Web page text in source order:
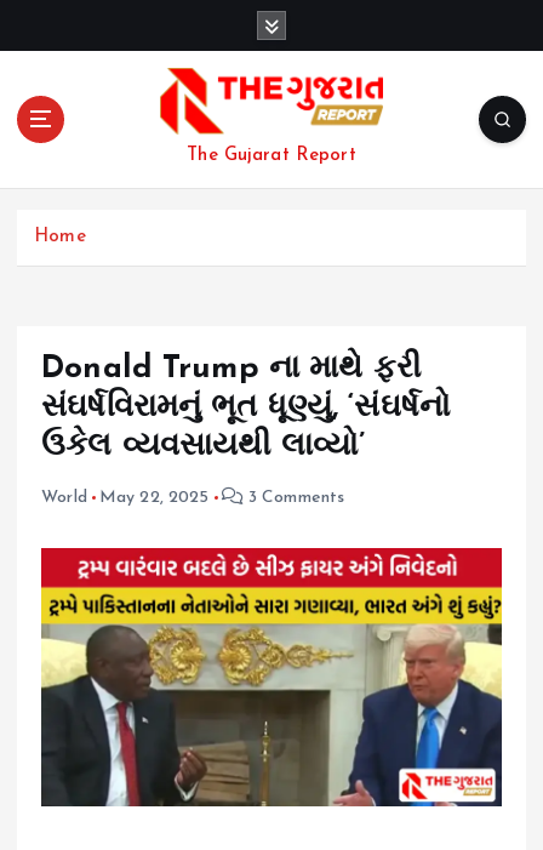
The Gujarat Report
Home
Donald Trump ના માથે ફરી
સંઘર્ષવિરામનું ભૂત ધૂણ્યું, ‘સંઘર્ષનો
ઉકેલ વ્યવસાયથી લાવ્યો’
World May 22, 2025 3 Comments